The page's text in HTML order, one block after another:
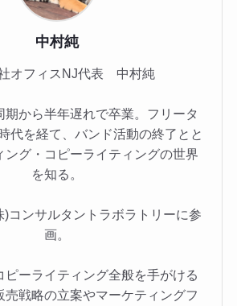
中村純
オフィスNJ代表 中村純
期から半年遅れで卒業。フリータ
代を経て、バンド活動の終了とと
ング・コピーライティングの世界
を知る。
)コンサルタントラボラトリーに参
画。
ピーライティング全般を手がける
売戦略の立案やマーケティングフ